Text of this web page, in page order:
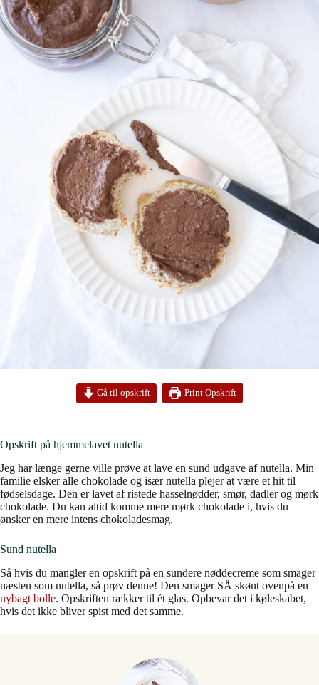
Gå til opskrift Print Opskrift
Opskrift på hjemmelavet nutella
Jeg har længe gerne ville prøve at lave en sund udgave af nutella. Min
familie elsker alle chokolade og især nutella plejer at være et hit til
fødselsdage. Den er lavet af ristede hasselnødder, smør, dadler og mørk
chokolade. Du kan altid komme mere mørk chokolade i, hvis du
ønsker en mere intens chokoladesmag.
Sund nutella
Så hvis du mangler en opskrift på en sundere nøddecreme som smager
næsten som nutella, så prøv denne! Den smager SÅ skønt ovenpå en
nybagt bolle. Opskriften rækker til ét glas. Opbevar det i køleskabet,
hvis det ikke bliver spist med det samme.